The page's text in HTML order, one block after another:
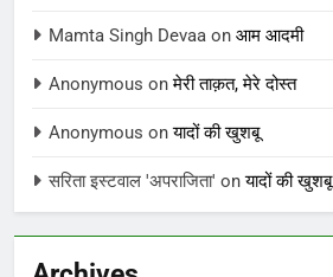
Mamta Singh Devaa on आम आदमी
Anonymous onमेरी ताक़त, मेरे दोस्त
Anonymous onयादों की खुशबू
सरिता इस्टवाल 'अपराजिता' onयादों की खुशबू